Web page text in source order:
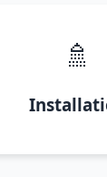
🚿